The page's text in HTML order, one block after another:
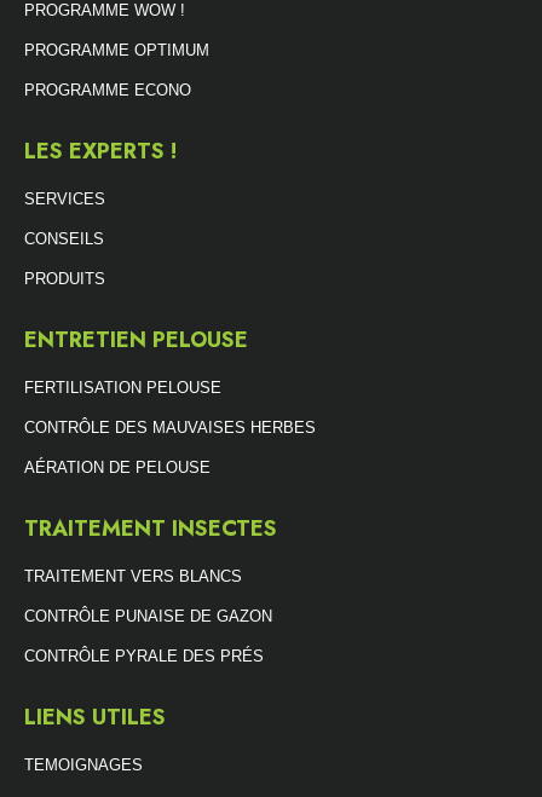
PROGRAMME WOW !
PROGRAMME OPTIMUM
PROGRAMME ECONO
LES EXPERTS !
SERVICES
CONSEILS
PRODUITS
ENTRETIEN PELOUSE
FERTILISATION PELOUSE
CONTRÔLE DES MAUVAISES HERBES
AÉRATION DE PELOUSE
TRAITEMENT INSECTES
TRAITEMENT VERS BLANCS
CONTRÔLE PUNAISE DE GAZON
CONTRÔLE PYRALE DES PRÉS
LIENS UTILES
TEMOIGNAGES